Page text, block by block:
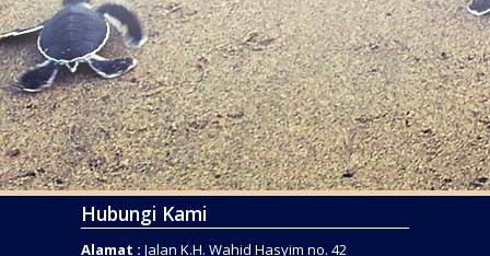
Hubungi Kami
Alamat : Jalan K.H. Wahid Hasyim no. 42